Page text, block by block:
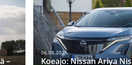
–
06.08.2025
Koeajo: Nissan Ariya